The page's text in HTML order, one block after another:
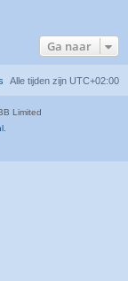
Ga naar
Alle tijden zijn UTC+02:00
Limited
.